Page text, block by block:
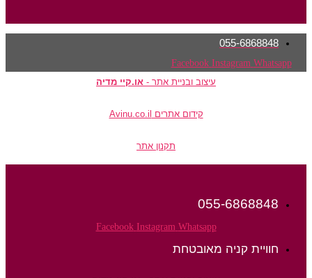
055-6868848
Facebook Instagram Whatsapp
עיצוב ובניית אתר -או.קיי מדיה
קידום אתרים Avinu.co.il
תקנון אתר
055-6868848
Facebook Instagram Whatsapp
חוויית קניה מאובטחת